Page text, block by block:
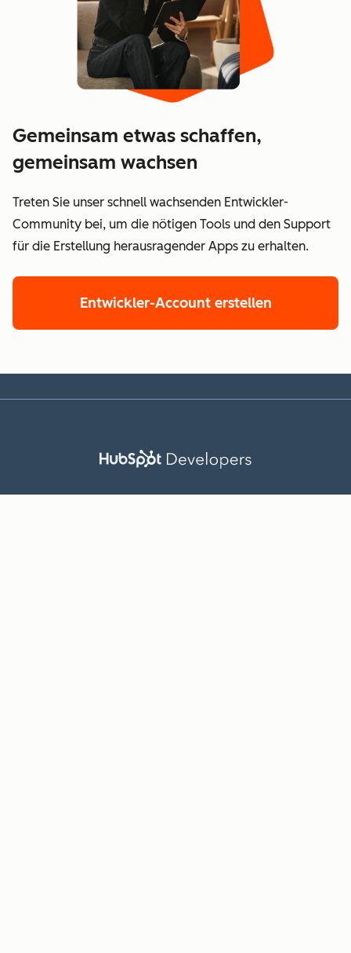
Gemeinsam etwas schaffen,
gemeinsam wachsen
Treten Sie unser schnell wachsenden Entwickler-
Community bei, um die nötigen Tools und den Support
für die Erstellung herausragender Apps zu erhalten.
Entwickler-Account erstellen